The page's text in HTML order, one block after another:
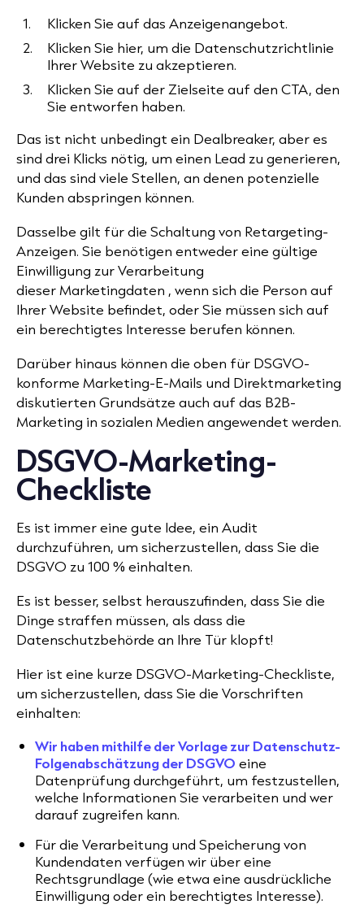
Klicken Sie auf das Anzeigenangebot.
Klicken Sie hier, um die Datenschutzrichtlinie
Ihrer Website zu akzeptieren.
Klicken Sie auf der Zielseite auf den CTA, den
Sie entworfen haben.
Das ist nicht unbedingt ein Dealbreaker, aber es
sind drei Klicks nötig, um einen Lead zu generieren,
und das sind viele Stellen, an denen potenzielle
Kunden abspringen können.
Dasselbe gilt für die Schaltung von Retargeting-
Anzeigen. Sie benötigen entweder eine gültige
Einwilligung zur Verarbeitung
dieserMarketingdaten , wenn sich die Person auf
Ihrer Website befindet, oder Sie müssen sich auf
ein berechtigtes Interesse berufen können.
Darüber hinaus können die oben für DSGVO-
konforme Marketing-E-Mails und Direktmarketing
diskutierten Grundsätze auch auf das B2B-
Marketing in sozialen Medien angewendet werden.
DSGVO-Marketing-
Checkliste
Es ist immer eine gute Idee, ein Audit
durchzuführen, um sicherzustellen, dass Sie die
DSGVO zu 100 % einhalten.
Es ist besser, selbst herauszufinden, dass Sie die
Dinge straffen müssen, als dass die
Datenschutzbehörde an Ihre Tür klopft!
Hier ist eine kurze DSGVO-Marketing-Checkliste,
um sicherzustellen, dass Sie die Vorschriften
einhalten:
Wir haben mithilfe der Vorlage zur Datenschutz-
Folgenabschätzung der DSGVO eine
Datenprüfung durchgeführt, um festzustellen,
welche Informationen Sie verarbeiten und wer
darauf zugreifen kann.
Für die Verarbeitung und Speicherung von
Kundendaten verfügen wir über eine
Rechtsgrundlage (wie etwa eine ausdrückliche
Einwilligung oder ein berechtigtes Interesse).